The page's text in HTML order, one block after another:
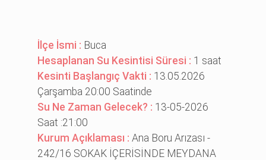
İlçe İsmi : Buca
Hesaplanan Su Kesintisi Süresi : 1 saat
Kesinti Başlangıç Vakti : 13.05.2026
Çarşamba 20:00 Saatinde
Su Ne Zaman Gelecek? : 13-05-2026
Saat :21:00
Kurum Açıklaması :Ana Boru Arızası -
242/16 SOKAK İÇERİSİNDE MEYDANA